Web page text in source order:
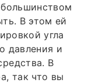
В этом ей
угла
давления и
В
так что вы